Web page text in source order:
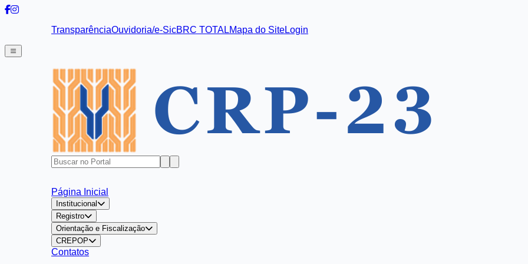
TransparênciaOuvidoria/e-SicBRC TOTALMapa do SiteLogin
Página Inicial
Institucional
Registro
Orientação e Fiscalização
CREPOP
Contatos